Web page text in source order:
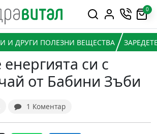
0
И ДРУГИ ПОЛЕЗНИ ВЕЩЕСТВА
си с
от Бабини Зъби
1 Коментар